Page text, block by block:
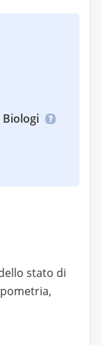
Biologi
stato di